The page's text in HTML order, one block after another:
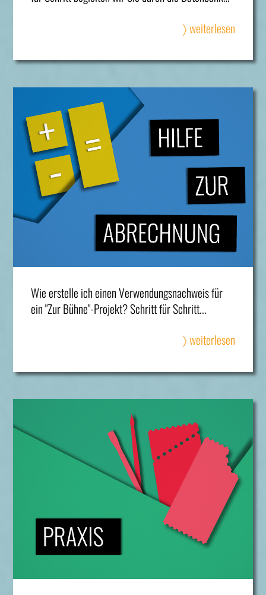
〉 weiterlesen
Wie erstelle ich einen Verwendungsnachweis für
ein "Zur Bühne"-Projekt? Schritt für Schritt...
〉 weiterlesen